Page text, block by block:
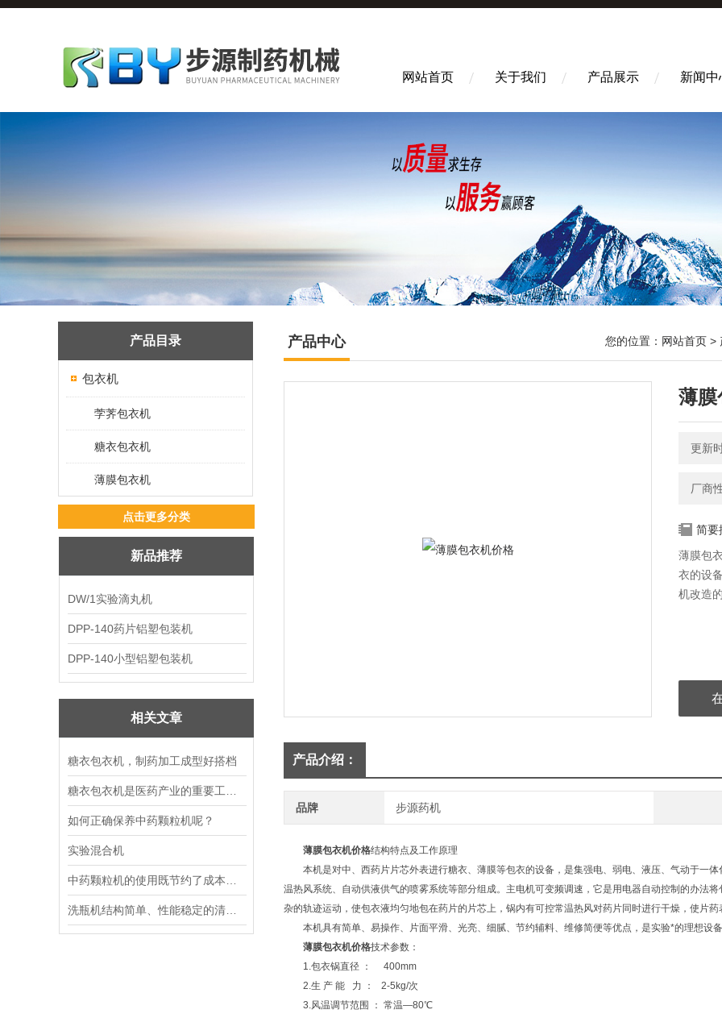
网站首页 关于我们 产品展示 新闻中
产品目录
包衣机
茡荠包衣机
糖衣包衣机
薄膜包衣机
点击更多分类
新品推荐
DW/1实验滴丸机
DPP-140药片铝塑包装机
DPP-140小型铝塑包装机
相关文章
糖衣包衣机，制药加工成型好搭档
如何正确保养中药颗粒机呢？
实验混合机
产品中心 您的位置： 网站首页 >
薄膜
更新
厂商
简要
薄膜包
衣的设
机改造
产品介绍：
品牌 步源药机
薄膜包衣机价格结构特点及工作原理
本机是对中、西药片片芯外表进行糖衣、薄膜等包衣的设备，是集强电、弱电、液压、气动于一体
温热风系统、自动供液供气的喷雾系统等部分组成。主电机可变频调速，它是用电器自动控制的办法
杂的轨迹运动，使包衣液均匀地包在药片的片芯上，锅内有可控常温热风对药片同时进行干燥，使片
本机具有简单、易操作、片面平滑、光亮、细腻、节约辅料、维修简便等优点，是实验*的理想设备
薄膜包衣机价格技术参数：
1.包衣锅直径 ： 400mm
2.生 产 能 力 ： 2-5kg/次
3.风温调节范围 ： 常温—80℃